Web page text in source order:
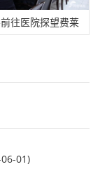
往医院探望费莱
01)